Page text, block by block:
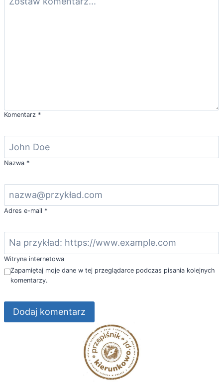
Komentarz *
Nazwa *
Adres e-mail *
Witryna internetowa
Zapamiętaj moje dane w tej przeglądarce podczas pisania kolejnych
komentarzy.